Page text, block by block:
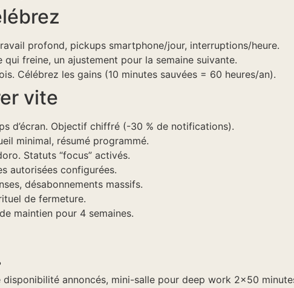
profond, pickups smartphone/jour, interruptions/heure.
qui freine, un ajustement pour la semaine suivante.
Célébrez les gains (10 minutes sauvées = 60 heures/an).
vite
d’écran. Objectif chiffré (-30 % de notifications).
minimal, résumé programmé.
Statuts “focus” activés.
autorisées configurées.
désabonnements massifs.
de fermeture.
maintien pour 4 semaines.
annoncés, mini-salle pour deep work 2×50